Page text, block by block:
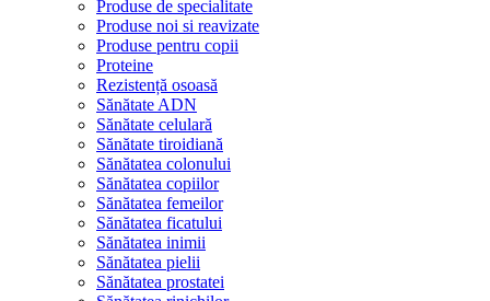
Produse de specialitate
Produse noi si reavizate
Produse pentru copii
Proteine
Rezistență osoasă
Sănătate ADN
Sănătate celulară
Sănătate tiroidiană
Sănătatea colonului
Sănătatea copiilor
Sănătatea femeilor
Sănătatea ficatului
Sănătatea inimii
Sănătatea pielii
Sănătatea prostatei